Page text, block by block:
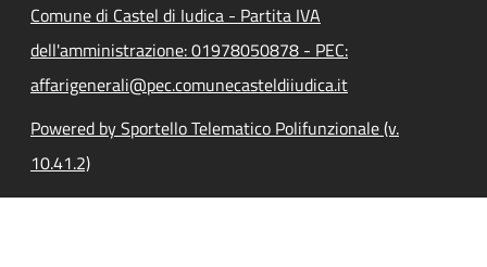
Comune di Castel di Iudica - Partita IVA
dell'amministrazione: 01978050878 - PEC:
affarigenerali@pec.comunecasteldiiudica.it
Powered by Sportello Telematico Polifunzionale (v.
10.41.2)